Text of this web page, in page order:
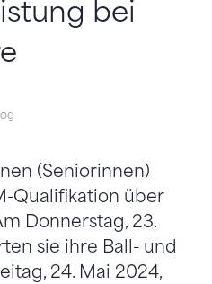
bei
(Seniorinnen)
Qualifikation über
Donnerstag, 23.
sie ihre Ball- und
24. Mai 2024,